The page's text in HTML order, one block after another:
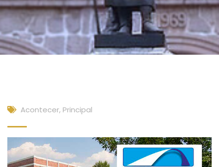
Acontecer, Principal